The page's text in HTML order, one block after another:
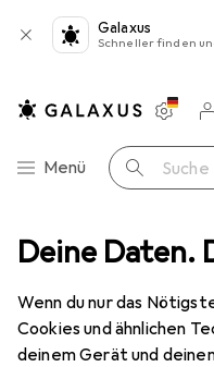
Deine Daten.
Wenn du nur das
Cookies und ähnlichen
deinem Gerät und
Galaxus
Schneller finden
Navigation nach Kategorien
Menü Suche
Lichttechnik Zubehör